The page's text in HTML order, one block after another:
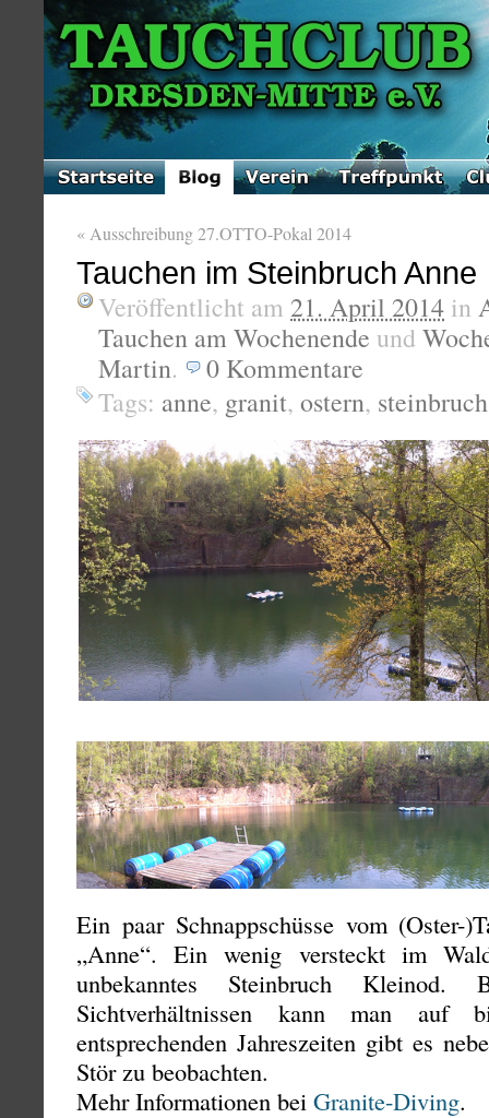
« Ausschreibung 27.OTTO-Pokal 2014
Tauchen im Steinbruch Anne
Veröffentlicht am 21. April 2014 in
Tauchen am Wochenende und
Martin. 0 Kommentare
Tags: anne, granit, ostern, steinbruch
Ein paar Schnappschüsse vom (Oster-
„Anne“. Ein wenig versteckt im
unbekanntes Steinbruch Kleinod.
Sichtverhältnissen kann man
entsprechenden Jahreszeiten gibt es
Stör zu beobachten.
Mehr Informationen bei Granite-Diving.